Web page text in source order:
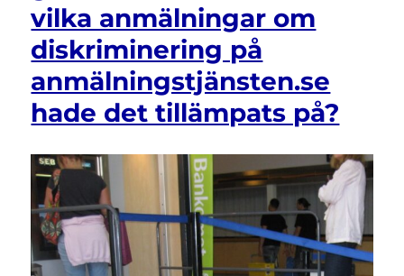
vilka anmälningar om
diskriminering på
anmälningstjänsten.se
hade det tillämpats på?